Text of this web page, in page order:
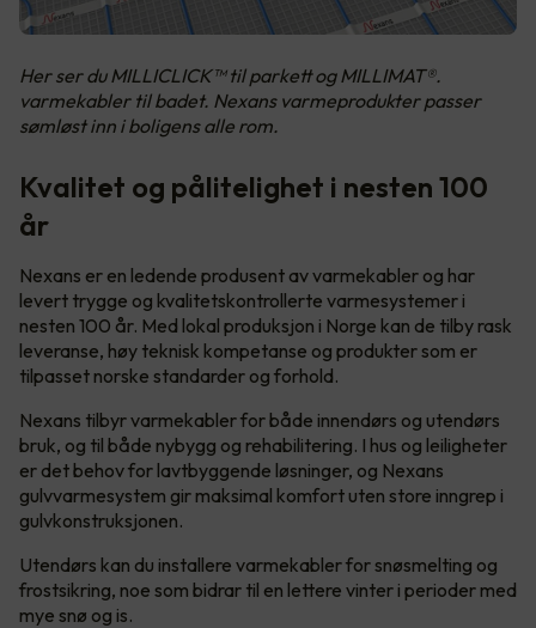
Her ser du MILLICLICK™ til parkett og MILLIMAT®.
varmekabler til badet. Nexans varmeprodukter passer
sømløst inn i boligens alle rom.
Kvalitet og pålitelighet i nesten 100
år
Nexans er en ledende produsent av varmekabler og har
levert trygge og kvalitetskontrollerte varmesystemer i
nesten 100 år. Med lokal produksjon i Norge kan de tilby rask
leveranse, høy teknisk kompetanse og produkter som er
tilpasset norske standarder og forhold.
Nexans tilbyr varmekabler for både innendørs og utendørs
bruk, og til både nybygg og rehabilitering. I hus og leiligheter
er det behov for lavtbyggende løsninger, og Nexans
gulvvarmesystem gir maksimal komfort uten store inngrep i
gulvkonstruksjonen.
Utendørs kan du installere varmekabler for snøsmelting og
frostsikring, noe som bidrar til en lettere vinter i perioder med
mye snø og is.